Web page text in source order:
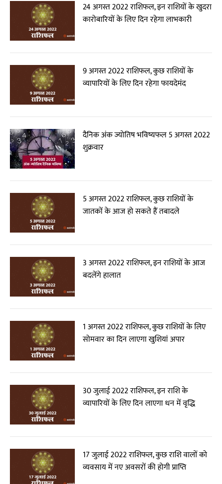
24 अगस्त 2022 राशिफल, इन राशियों के खुदरा
कारोबारियों के लिए दिन रहेगा लाभकारी
9 अगस्त 2022 राशिफल, कुछ राशियों के
व्यापारियों के लिए दिन रहेगा फायदेमंद
दैनिक अंक ज्योतिष भविष्यफल 5 अगस्त 2022
शुक्रवार
5 अगस्त 2022 राशिफल, कुछ राशियों के
जातकों के आज हो सकते हैं तबादले
3 अगस्त 2022 राशिफल, इन राशियों के आज
बदलेंगे हालात
1 अगस्त 2022 राशिफल, कुछ राशियों के लिए
सोमवार का दिन लाएगा खुशियां अपार
30 जुलाई 2022 राशिफल, इन राशि के
व्यापारियों के लिए दिन लाएगा धन में वृद्धि
17 जुलाई 2022 राशिफल, कुछ राशि वालों को
व्यवसाय में नए अवसरों की होगी प्राप्ति